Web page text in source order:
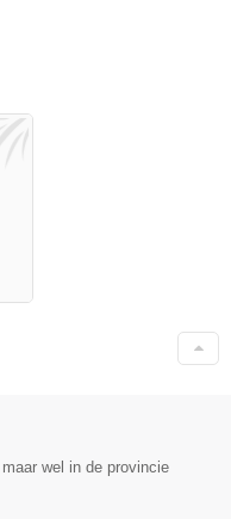
wel in de provincie